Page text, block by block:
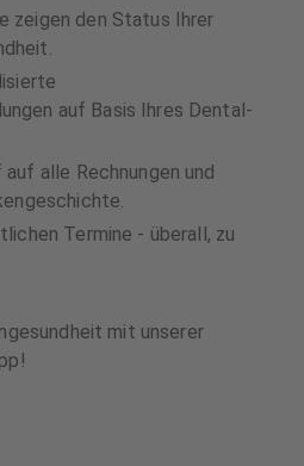
zeigen den Status Ihrer
auf Basis Ihres Dental-
alle Rechnungen und
Termine - überall, zu
mit unserer